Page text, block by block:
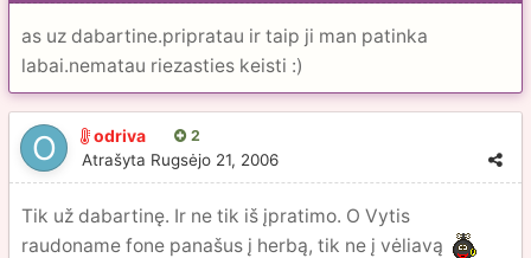
as uz dabartine.pripratau ir taip ji man patinka
labai.nematau riezasties keisti :)
odriva 2
Atrašyta Rugsėjo 21, 2006
Tik už dabartinę. Ir ne tik iš įpratimo. O Vytis
raudoname fone panašus į herbą, tik ne į vėliavą